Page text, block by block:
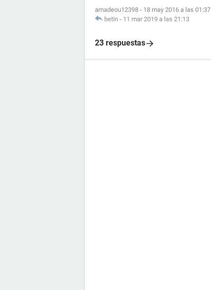
amadeou12398 - 18 may 2016 a las 01:37
betin - 11 mar 2019 a las 21:13
23 respuestas